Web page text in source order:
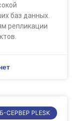
баз данных.
репликации
СЕРВЕР PLESK